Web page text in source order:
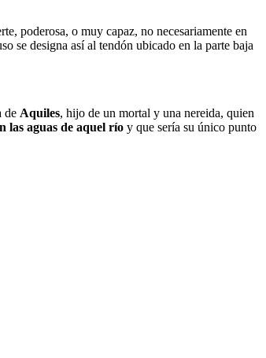
poderosa, o muy capaz, no necesariamente en
se designa así al tendón ubicado en la parte baja
de Aquiles, hijo de un mortal y una nereida, quien
las aguas de aquel río y que sería su único punto